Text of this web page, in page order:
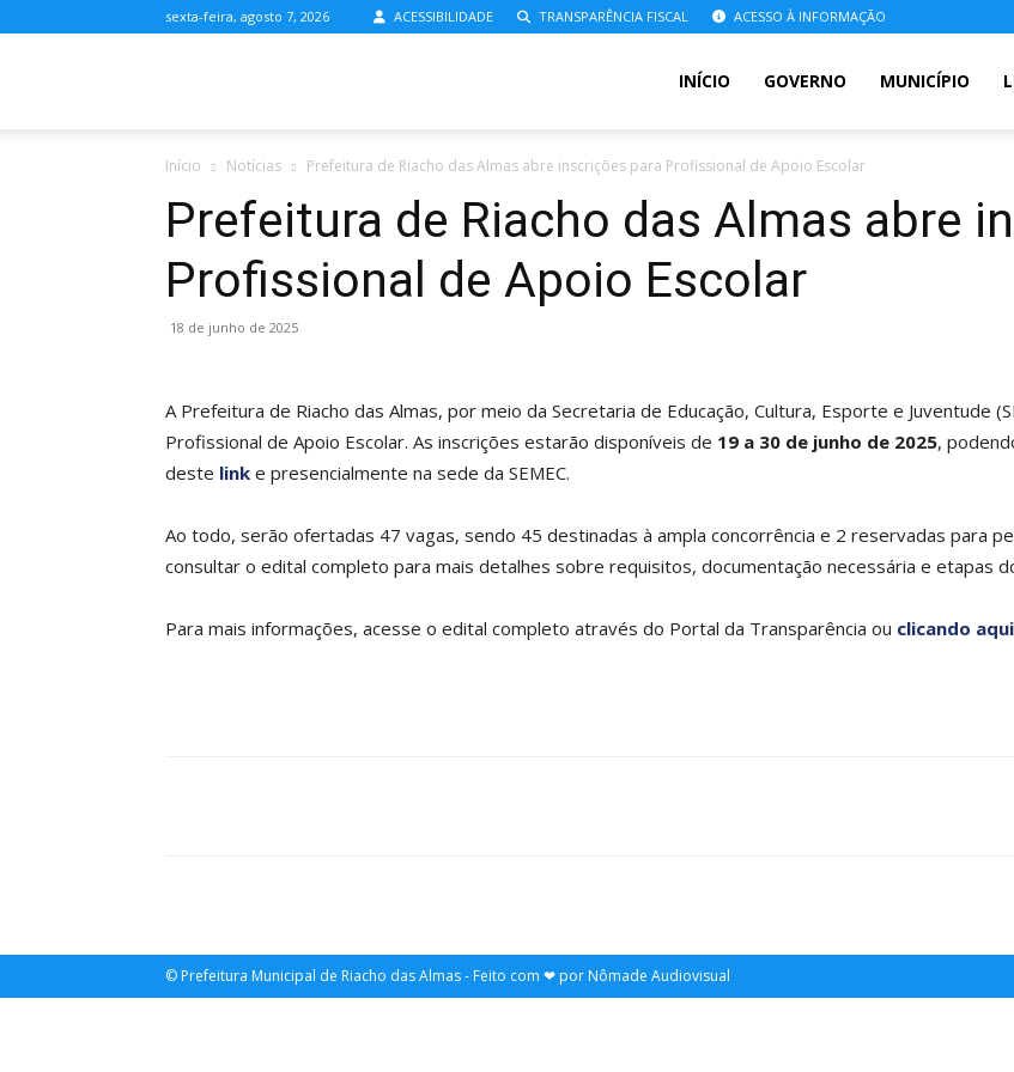
sexta-feira, agosto 7, 2026 ACESSIBILIDADE TRANSPARÊNCIA FISCAL ACESSO À INFORMAÇÃO
de
Riacho
Almas
INÍCIO GOVERNO MUNICÍPIO
Início Notícias Prefeitura de Riacho das Almas abre inscrições para Profissional de Apoio Escolar
Prefeitura de Riacho das Almas abre
Profissional de Apoio Escolar
18 de junho de 2025
A Prefeitura de Riacho das Almas, por meio da Secretaria de Educação, Cultura, Esporte e Juventude
Profissional de Apoio Escolar. As inscrições estarão disponíveis de 19 a 30 de junho de 2025,
deste link e presencialmente na sede da SEMEC.
Ao todo, serão ofertadas 47 vagas, sendo 45 destinadas à ampla concorrência e 2 reservadas para
consultar o edital completo para mais detalhes sobre requisitos, documentação necessária e etapas
Para mais informações, acesse o edital completo através do Portal da Transparência ou clicando aqui
© Prefeitura Municipal de Riacho das Almas - Feito com ❤ por Nômade Audiovisual